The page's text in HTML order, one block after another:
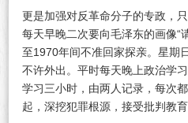
更是加强对反革命分子的专政，
每天早晚二次要向毛泽东的画像“
至1970年间不准回家探亲。星期
不许外出。平时每天晚上政治学
学习三小时，由两人记录，每次
起，深挖犯罪根源，接受批判教育